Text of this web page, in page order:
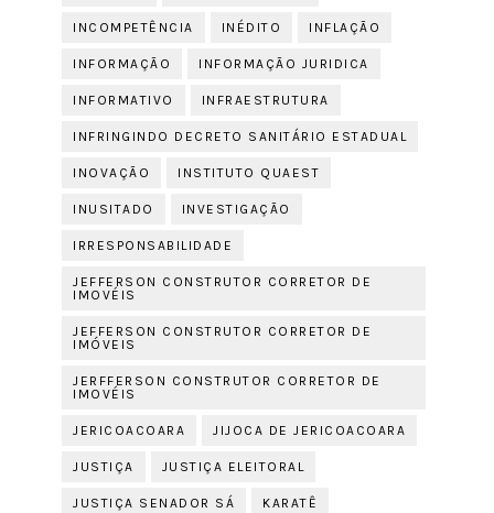
INCOMPETÊNCIA INÉDITO INFLAÇÃO
INFORMAÇÃO INFORMAÇÃO JURIDICA
INFORMATIVO INFRAESTRUTURA
INFRINGINDO DECRETO SANITÁRIO ESTADUAL
INOVAÇÃO INSTITUTO QUAEST
INUSITADO INVESTIGAÇÃO
IRRESPONSABILIDADE
JEFFERSON CONSTRUTOR CORRETOR DE
IMOVÉIS
JEFFERSON CONSTRUTOR CORRETOR DE
IMÓVEIS
JERFFERSON CONSTRUTOR CORRETOR DE
IMOVÉIS
JERICOACOARA JIJOCA DE JERICOACOARA
JUSTIÇA JUSTIÇA ELEITORAL
JUSTIÇA SENADOR SÁ KARATÊ